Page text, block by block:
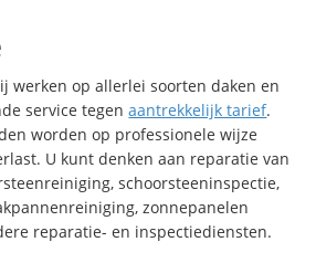
werken op allerlei soorten daken en
service tegenaantrekkelijk tarief.
worden op professionele wijze
U kunt denken aan reparatie van
schoorsteeninspectie,
zonnepanelen
reparatie- en inspectiediensten.